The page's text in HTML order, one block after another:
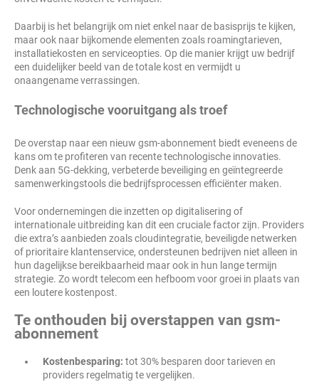
Daarbij is het belangrijk om niet enkel naar de basisprijs te kijken,
maar ook naar bijkomende elementen zoals roamingtarieven,
installatiekosten en serviceopties. Op die manier krijgt uw bedrijf
een duidelijker beeld van de totale kost en vermijdt u
onaangename verrassingen.
Technologische vooruitgang als troef
De overstap naar een nieuw gsm-abonnement biedt eveneens de
kans om te profiteren van recente technologische innovaties.
Denk aan 5G-dekking, verbeterde beveiliging en geïntegreerde
samenwerkingstools die bedrijfsprocessen efficiënter maken.
Voor ondernemingen die inzetten op digitalisering of
internationale uitbreiding kan dit een cruciale factor zijn. Providers
die extra’s aanbieden zoals cloudintegratie, beveiligde netwerken
of prioritaire klantenservice, ondersteunen bedrijven niet alleen in
hun dagelijkse bereikbaarheid maar ook in hun lange termijn
strategie. Zo wordt telecom een hefboom voor groei in plaats van
een loutere kostenpost.
Te onthouden bij overstappen van gsm-
abonnement
Kostenbesparing: tot 30% besparen door tarieven en
providers regelmatig te vergelijken.